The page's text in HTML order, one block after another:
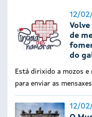
12/
de
do
Está dirixido a mozos e
para enviar as
12/